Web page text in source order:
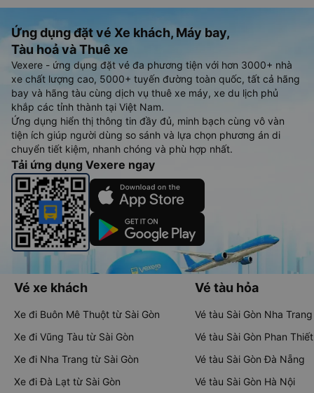
Ứng dụng đặt vé Xe khách, Máy bay,
Tàu hoả và Thuê xe
Vexere - ứng dụng đặt vé đa phương tiện với hơn 3000+ nhà
xe chất lượng cao, 5000+ tuyến đường toàn quốc, tất cả hãng
bay và hãng tàu cùng dịch vụ thuê xe máy, xe du lịch phủ
khắp các tỉnh thành tại Việt Nam.
Ứng dụng hiển thị thông tin đầy đủ, minh bạch cùng vô vàn
tiện ích giúp người dùng so sánh và lựa chọn phương án di
chuyển tiết kiệm, nhanh chóng và phù hợp nhất.
Tải ứng dụng Vexere ngay
Vé xe khách
Xe đi Buôn Mê Thuột từ Sài Gòn
Xe đi Vũng Tàu từ Sài Gòn
Xe đi Nha Trang từ Sài Gòn
Xe đi Đà Lạt từ Sài Gòn
Vé tàu hỏa
Vé tàu Sài Gòn Nha Trang
Vé tàu Sài Gòn Phan Thiết
Vé tàu Sài Gòn Đà Nẵng
Vé tàu Sài Gòn Hà Nội